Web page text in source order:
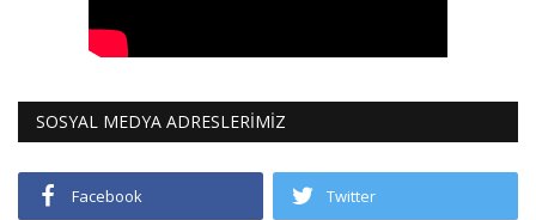
SOSYAL MEDYA ADRESLERİMİZ
Facebook Twitter